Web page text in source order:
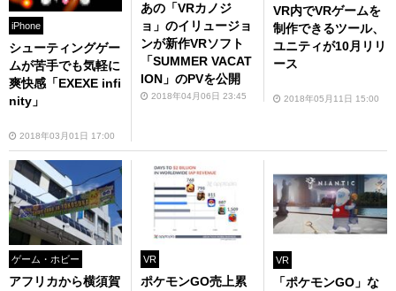
iPhone
シューティングゲー
ムが苦手でも気軽に
爽快感「EXEXE infi
nity」
2018年03月01日 17:00
あの「VRカノジ
ョ」のイリュージョ
ンが新作VRソフト
「SUMMER VACAT
ION」のPVを公開
2018年04月06日 23:45
VR内でVRゲームを
制作できるツール、
ユニティが10月リリ
ース
2018年05月11日 15:00
ゲーム・ホビー
アフリカから横須賀
VR
ポケモンGO売上累
VR
「ポケモンGO」な